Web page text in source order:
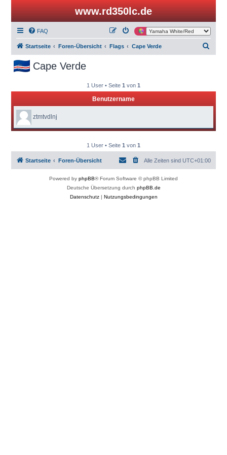
www.rd350lc.de
FAQ
Startseite Foren-Übersicht Flags Cape Verde
Cape Verde
1 User • Seite 1 von 1
Benutzername
ztmtvdlnj
1 User • Seite 1 von 1
Startseite Foren-Übersicht Alle Zeiten sind UTC+01:00
Powered by phpBB® Forum Software © phpBB Limited
Deutsche Übersetzung durch phpBB.de
Datenschutz| Nutzungsbedingungen